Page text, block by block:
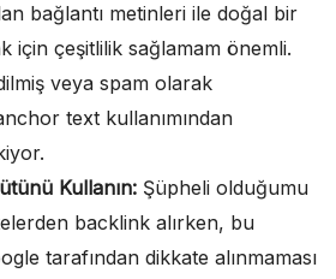
bağlantı metinleri ile doğal bir
için çeşitlilik sağlamam önemli.
veya spam olarak
text kullanımından
Kullanın: Şüpheli olduğumu
backlink alırken, bu
tarafından dikkate alınmaması